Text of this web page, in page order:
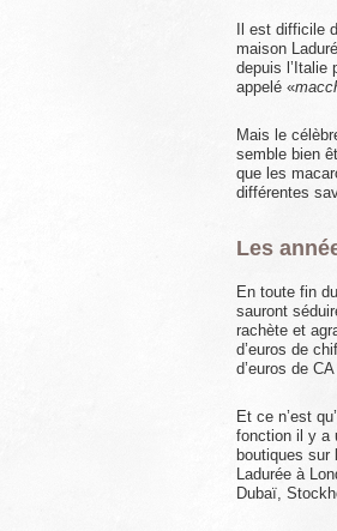
Il est difficile
maison
depuis l’Italie
appelé «
Mais le
semble bien
que les
différentes
Les
En toute fin
sauront
rachète et
d’euros de
d’euros de
Et ce n’est
fonction il y a
boutiques
Ladurée à
Dubaï,